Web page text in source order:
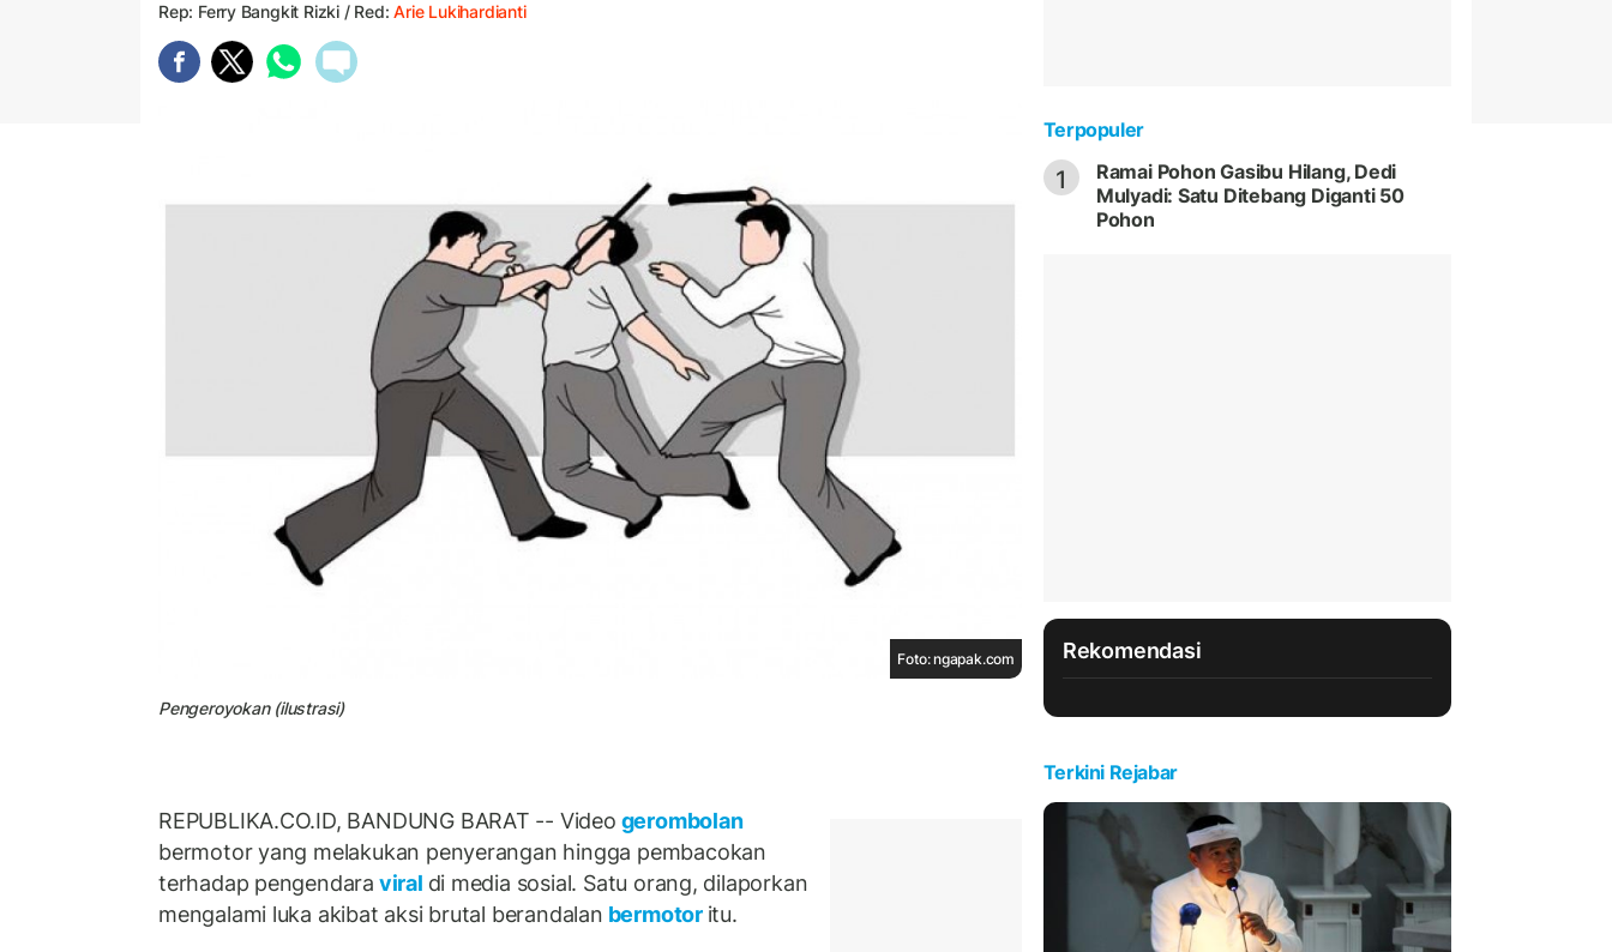
Rep: Ferry Bangkit Rizki / Red:Arie Lukihardianti
Foto: ngapak.com
Pengeroyokan (ilustrasi)
REPUBLIKA.CO.ID, BANDUNG BARAT -- Video gerombolan
bermotor yang melakukan penyerangan hingga pembacokan
terhadap pengendara viral di media sosial. Satu orang, dilaporkan
mengalami luka akibat aksi brutal berandalan bermotor itu.
Terpopuler
1
Ramai Pohon Gasibu Hilang, Dedi
Mulyadi: Satu Ditebang Diganti 50
Pohon
Rekomendasi
Terkini Rejabar